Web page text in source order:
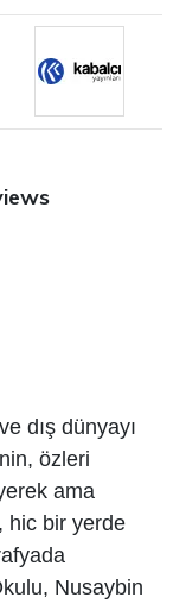
dış dünyayı
özleri
ama
hic bir yerde
Nusaybin